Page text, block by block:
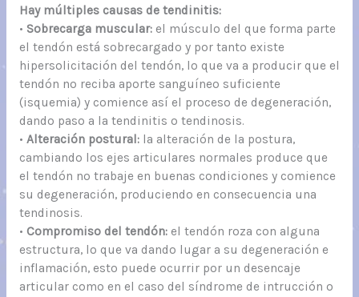
Hay múltiples causas de tendinitis:
• Sobrecarga muscular:el músculo del que forma parte
el tendón está sobrecargado y por tanto existe
hipersolicitación del tendón, lo que va a producir que el
tendón no reciba aporte sanguíneo suficiente
(isquemia) y comience así el proceso de degeneración,
dando paso a la tendinitis o tendinosis.
• Alteración postural: la alteración de la postura,
cambiando los ejes articulares normales produce que
el tendón no trabaje en buenas condiciones y comience
su degeneración, produciendo en consecuencia una
tendinosis.
• Compromiso del tendón:el tendón roza con alguna
estructura, lo que va dando lugar a su degeneración e
inflamación, esto puede ocurrir por un desencaje
articular como en el caso del síndrome de intrucción o